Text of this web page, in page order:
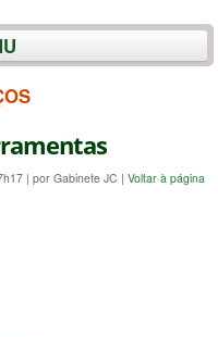
| por Gabinete JC | Voltar à página